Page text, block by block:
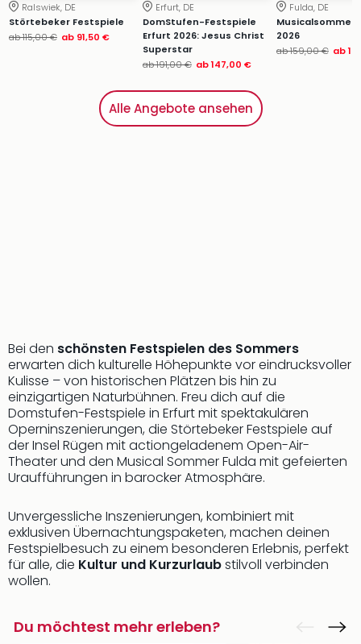
Ralswiek, DE
Störtebeker Festspiele
ab115,00 € ab 91,50 €
Erfurt, DE
DomStufen-Festspiele
Erfurt 2026: Jesus Christ
Superstar
ab191,00 € ab147,00 €
Fulda, DE
Musicalsommer
2026
ab159,00 € ab
Alle Angebote ansehen
Bei den schönsten Festspielen des Sommers
erwarten dich kulturelle Höhepunkte vor eindrucksvoller
Kulisse – von historischen Plätzen bis hin zu
einzigartigen Naturbühnen. Freu dich auf die
Domstufen-Festspiele in Erfurt mit spektakulären
Operninszenierungen, die Störtebeker Festspiele auf
der Insel Rügen mit actiongeladenem Open-Air-
Theater und den Musical Sommer Fulda mit gefeierten
Uraufführungen in barocker Atmosphäre.
Unvergessliche Inszenierungen, kombiniert mit
exklusiven Übernachtungspaketen, machen deinen
Festspielbesuch zu einem besonderen Erlebnis, perfekt
für alle, die Kultur und Kurzurlaubstilvoll verbinden
wollen.
Du möchtest mehr erleben?